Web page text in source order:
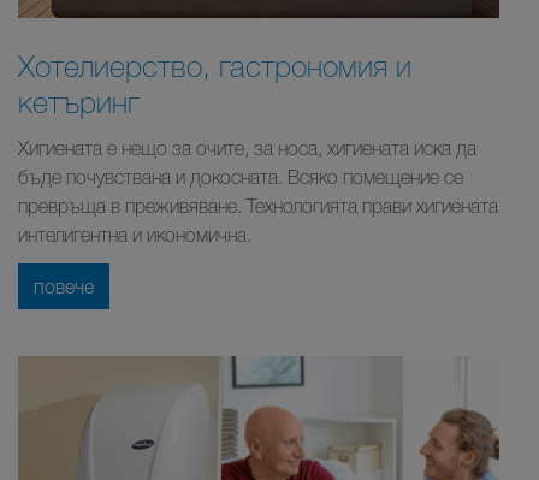
Хотелиерство, гастрономия и
кетъринг
Хигиената е нещо за очите, за носа, хигиената иска да
бъде почувствана и докосната. Всяко помещение се
превръща в преживяване. Технологията прави хигиената
интелигентна и икономична.
повече